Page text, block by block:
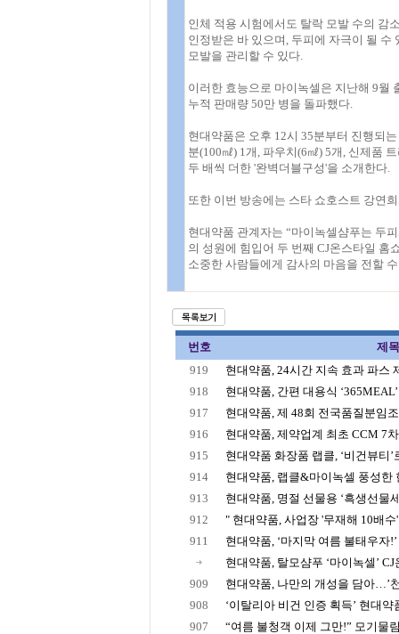
인체 적용 시험에서도 탈락 모발 수의 감
인정받은 바 있으며, 두피에 자극이 될
모발을 관리할 수 있다.
이러한 효능으로 마이녹셀은 지난해 9월
누적 판매량 50만 병을 돌파했다.
현대약품은 오후 12시 35분부터 진행되
분(100㎖) 1개, 파우치(6㎖) 5개, 신제품
두 배씩 더한 '완벽더블구성'을 소개한다.
또한 이번 방송에는 스타 쇼호스트 강연
현대약품 관계자는 “마이녹셀샴푸는 두
의 성원에 힘입어 두 번째 CJ온스타일 홈
소중한 사람들에게 감사의 마음을 전할
번호
제목
919
현대약품, 24시간 지속 효과 파스
918
현대약품, 간편 대용식
917
현대약품, 제 48회 전국품질분임
916
현대약품, 제약업계 최초 CCM 7
915
현대약품 화장품 랩클, ‘비건뷰티
914
현대약품, 랩클&마이녹셀 풍성한
913
현대약품, 명절 선물용 ‘흑생선물세
912
" 현대약품, 사업장 '무재해 10배수
911
현대약품, ‘마지막 여름 불태우자
현대약품, 탈모샴푸 ‘마이녹셀’ CJ
909
현대약품, 나만의 개성을 담아…’
908
‘이탈리아 비건 인증 획득’ 현대약
907
“여름 불청객 이제 그만!” 모기물